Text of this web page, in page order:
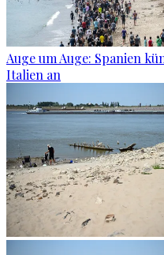
Auge um Auge: Spanien
Italien an